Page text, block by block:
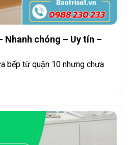
Nhanh chóng – Uy tín –
bếp từ quận 10 nhưng chưa